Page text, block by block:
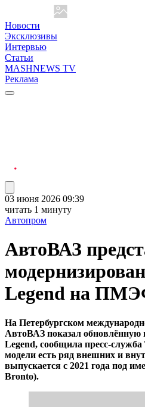
Новости
Эксклюзивы
Интервью
Статьи
MASHNEWS TV
Реклама
03 июня 2026 09:39
читать 1 минуту
Автопром
АвтоВАЗ
Legend на
На Петербургском
АвтоВАЗ показал
Legend, сообщила пресс-
модели есть ряд внешних и
выпускается с 2021 года под
Bronto).